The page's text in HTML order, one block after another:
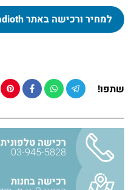
מק״ט:3688
יבואן:אבנר'ס קולקשיין בע״מ
למחיר ורכישה באתר Yadioth
שתפו!
רכישה טלפונית
03-945-5828
רכישה בחנות